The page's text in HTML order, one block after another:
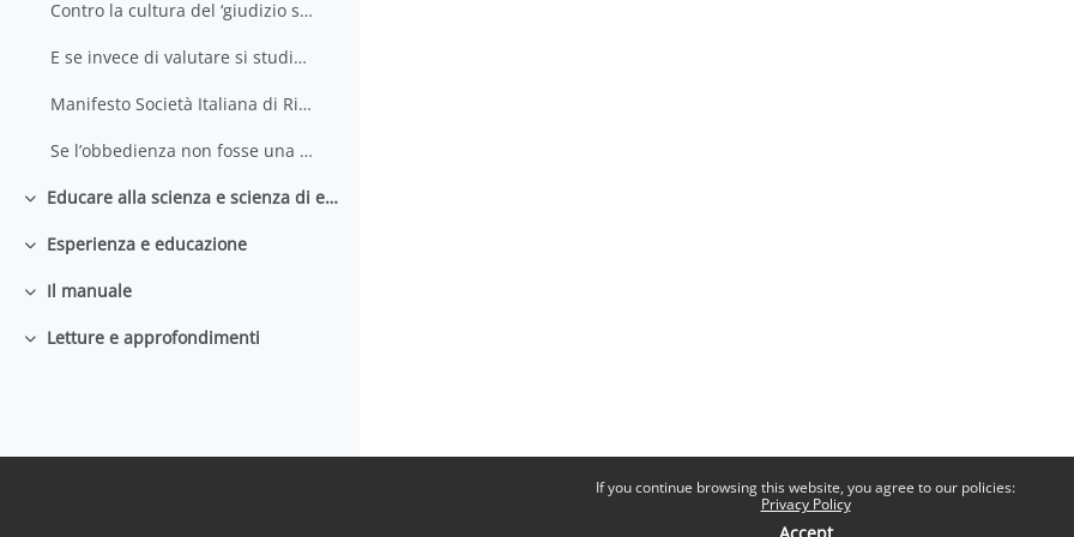
If you continue browsing this website, you agree to our policies:
Privacy Policy
Contro la cultura del ‘giudizio senza critica’
E se invece di valutare si studiasse
Manifesto Società Italiana di Ricerca Didattica
Se l’obbedienza non fosse una virtù
Collapse Educare alla scienza e scienza di educare
Collapse
Esperienza e educazione
Collapse
Il manuale
Collapse
Letture e approfondimenti